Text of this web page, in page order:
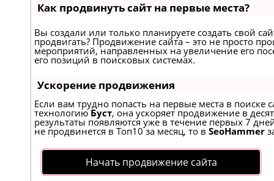
Как продвинуть сайт на первые места?
Вы создали или только планируете создать свой
продвигать? Продвижение сайта – это не просто
мероприятий, направленных на увеличение его
его позиций в поисковых системах.
Ускорение продвижения
Если вам трудно попасть на первые места в поиске
технологиюБуст, она ускоряет продвижение в
результаты появляются уже в течение первых 7
не продвинется в Топ10 за месяц, то в SeoHammer
Начать продвижение сайта